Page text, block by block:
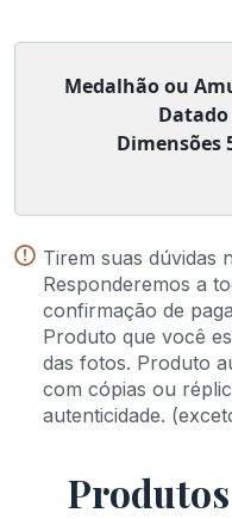
Medalhão ou
Dimensões
Tirem suas dúvidas
Responderemos a
confirmação de
Produto que você
das fotos. Produto
com cópias ou
autenticidade.